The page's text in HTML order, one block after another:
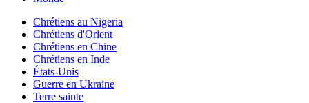
Chrétiens au Nigeria
Chrétiens d'Orient
Chrétiens en Chine
Chrétiens en Inde
États-Unis
Guerre en Ukraine
Terre sainte